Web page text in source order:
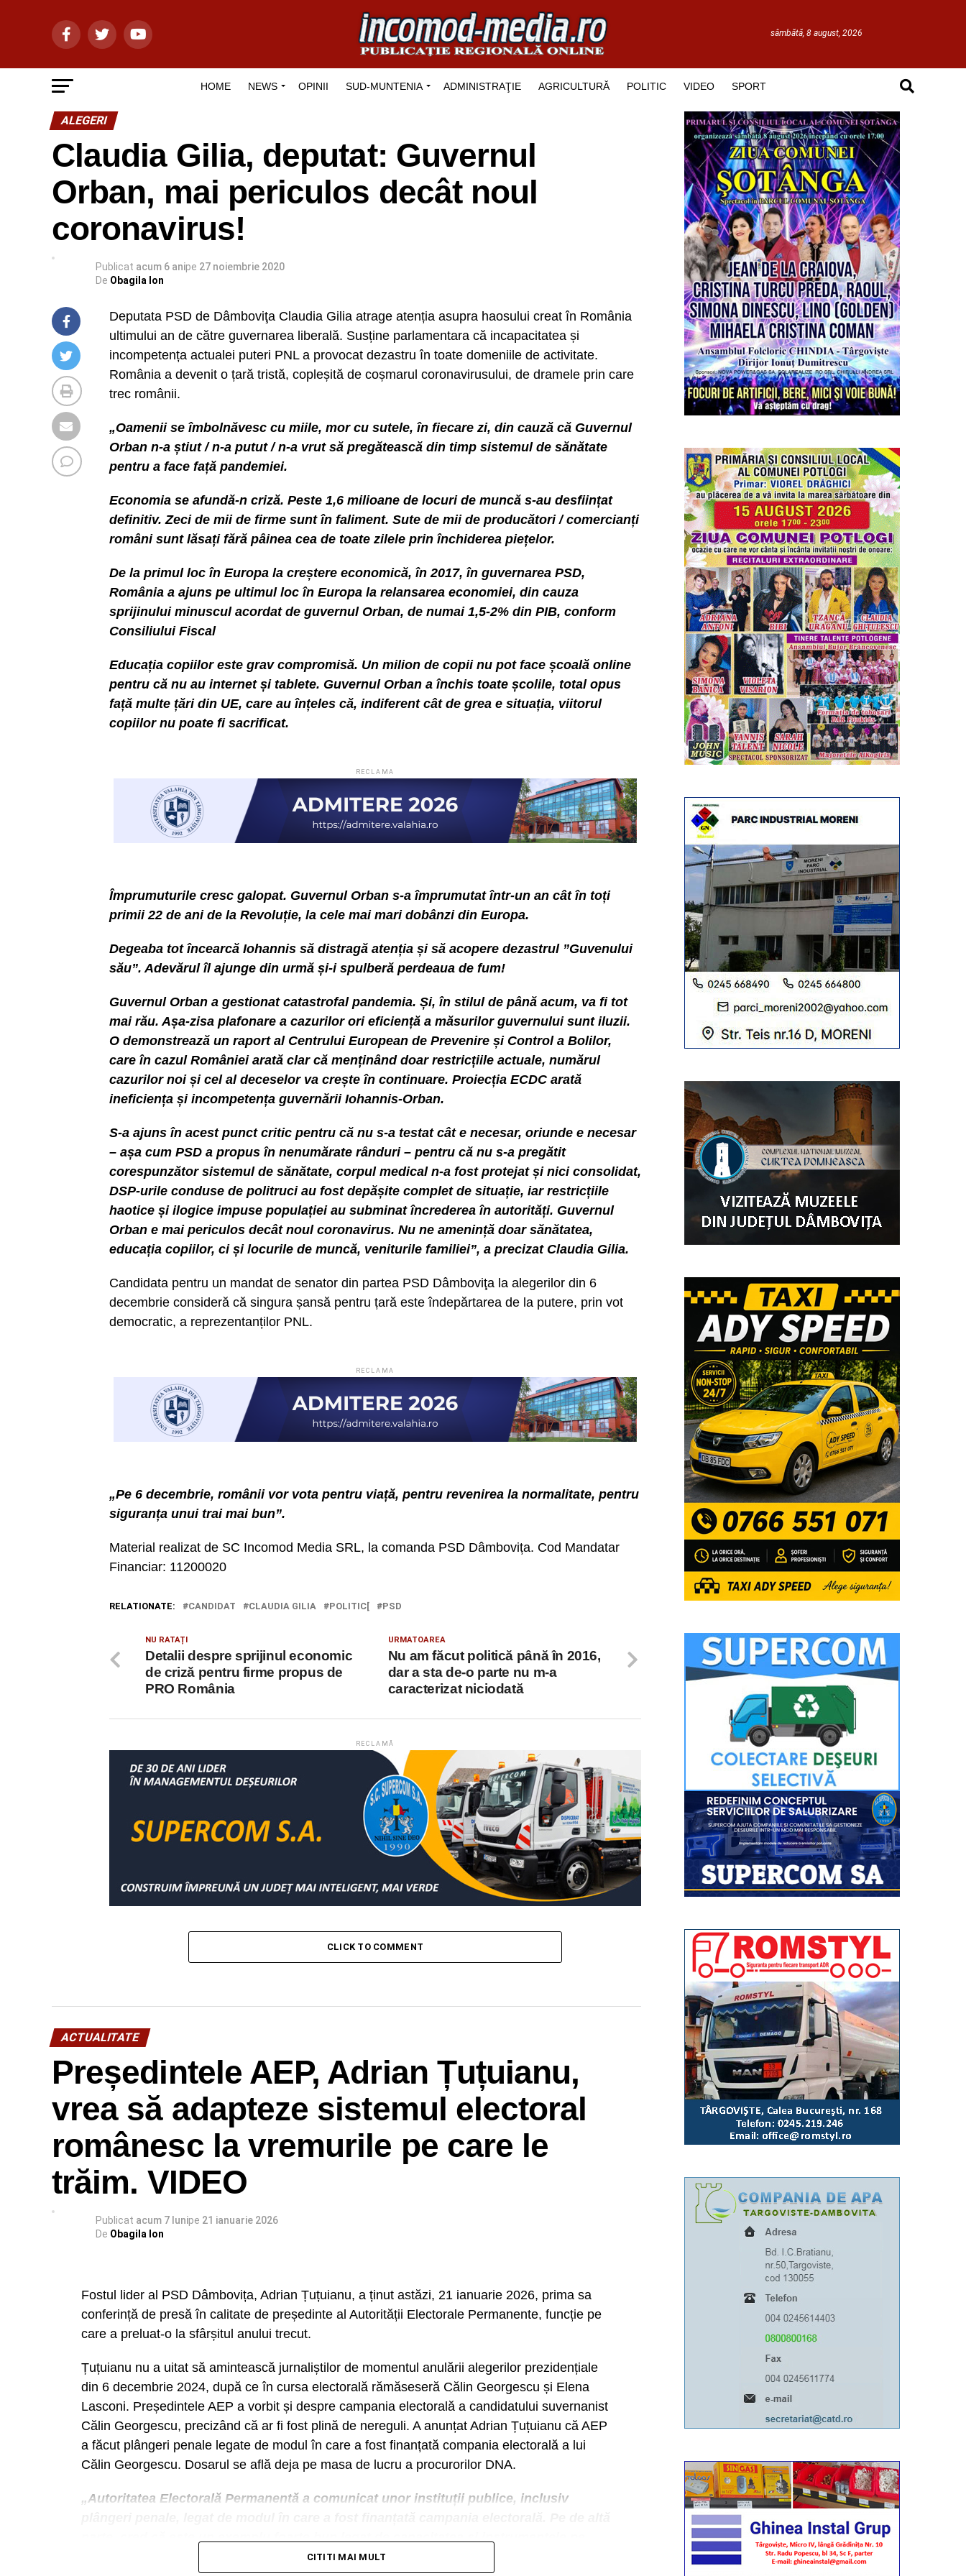
sâmbătă, 8 august, 2026
HOME NEWS OPINII SUD-MUNTENIA ADMINISTRAŢIE AGRICULTURĂ POLITIC VIDEO SPORT
ALEGERI
Claudia Gilia, deputat: Guvernul
Orban, mai periculos decât noul
coronavirus!
Publicat acum 6 anipe 27 noiembrie 2020
De Obagila Ion
Deputata PSD de Dâmboviţa Claudia Gilia atrage atenția asupra haosului creat în România
ultimului an de către guvernarea liberală. Susține parlamentara că incapacitatea și
incompetența actualei puteri PNL a provocat dezastru în toate domeniile de activitate.
România a devenit o țară tristă, copleșită de coșmarul coronavirusului, de dramele prin care
trec românii.
„Oamenii se îmbolnăvesc cu miile, mor cu sutele, în fiecare zi, din cauză că Guvernul
Orban n-a știut / n-a putut / n-a vrut să pregătească din timp sistemul de sănătate
pentru a face față pandemiei.
Economia se afundă-n criză. Peste 1,6 milioane de locuri de muncă s-au desființat
definitiv. Zeci de mii de firme sunt în faliment. Sute de mii de producători / comercianți
români sunt lăsați fără pâinea cea de toate zilele prin închiderea piețelor.
De la primul loc în Europa la creștere economică, în 2017, în guvernarea PSD,
România a ajuns pe ultimul loc în Europa la relansarea economiei, din cauza
sprijinului minuscul acordat de guvernul Orban, de numai 1,5-2% din PIB, conform
Consiliului Fiscal
Educația copiilor este grav compromisă. Un milion de copii nu pot face școală online
pentru că nu au internet și tablete. Guvernul Orban a închis toate școlile, total opus
față multe țări din UE, care au înțeles că, indiferent cât de grea e situația, viitorul
copiilor nu poate fi sacrificat.
RECLAMA
Împrumuturile cresc galopat. Guvernul Orban s-a împrumutat într-un an cât în toți
primii 22 de ani de la Revoluție, la cele mai mari dobânzi din Europa.
Degeaba tot încearcă Iohannis să distragă atenția și să acopere dezastrul ”Guvenului
său”. Adevărul îl ajunge din urmă și-i spulberă perdeaua de fum!
Guvernul Orban a gestionat catastrofal pandemia. Și, în stilul de până acum, va fi tot
mai rău. Așa-zisa plafonare a cazurilor ori eficiență a măsurilor guvernului sunt iluzii.
O demonstrează un raport al Centrului European de Prevenire și Control a Bolilor,
care în cazul României arată clar că menținând doar restricțiile actuale, numărul
cazurilor noi și cel al deceselor va crește în continuare. Proiecția ECDC arată
ineficiența și incompetența guvernării Iohannis-Orban.
S-a ajuns în acest punct critic pentru că nu s-a testat cât e necesar, oriunde e necesar
– așa cum PSD a propus în nenumărate rânduri – pentru că nu s-a pregătit
corespunzător sistemul de sănătate, corpul medical n-a fost protejat și nici consolidat,
DSP-urile conduse de politruci au fost depășite complet de situație, iar restricțiile
haotice și ilogice impuse populației au subminat încrederea în autorități. Guvernul
Orban e mai periculos decât noul coronavirus. Nu ne amenință doar sănătatea,
educația copiilor, ci și locurile de muncă, veniturile familiei”, a precizat Claudia Gilia.
Candidata pentru un mandat de senator din partea PSD Dâmboviţa la alegerilor din 6
decembrie consideră că singura șansă pentru țară este îndepărtarea de la putere, prin vot
democratic, a reprezentanților PNL.
RECLAMA
„Pe 6 decembrie, românii vor vota pentru viață, pentru revenirea la normalitate, pentru
siguranța unui trai mai bun”.
Material realizat de SC Incomod Media SRL, la comanda PSD Dâmbovița. Cod Mandatar
Financiar: 11200020
RELATIONATE: CANDIDAT CLAUDIA GILIA POLITIC[ PSD
URMATOAREA
Nu am făcut politică până în 2016,
dar a sta de-o parte nu m-a
caracterizat niciodată
NU RATAȚI
Detalii despre sprijinul economic
de criză pentru firme propus de
PRO România
RECLAMĂ
CLICK TO COMMENT
ACTUALITATE
Președintele AEP, Adrian Țuțuianu,
vrea să adapteze sistemul electoral
românesc la vremurile pe care le
trăim. VIDEO
Publicat acum 7 lunipe 21 ianuarie 2026
De Obagila Ion
Fostul lider al PSD Dâmbovița, Adrian Țuțuianu, a ținut astăzi, 21 ianuarie 2026, prima sa
conferință de presă în calitate de președinte al Autorității Electorale Permanente, funcție pe
care a preluat-o la sfârșitul anului trecut.
Țuțuianu nu a uitat să amintească jurnaliștilor de momentul anulării alegerilor prezidențiale
din 6 decembrie 2024, după ce în cursa electorală rămăseseră Călin Georgescu și Elena
Lasconi. Președintele AEP a vorbit și despre campania electorală a candidatului suvernanist
Călin Georgescu, precizând că ar fi fost plină de nereguli. A anunțat Adrian Țuțuianu că AEP
a făcut plângeri penale legate de modul în care a fost finanțată compania electorală a lui
Călin Georgescu. Dosarul se află deja pe masa de lucru a procurorilor DNA.
„Autoritatea Electorală Permanentă a comunicat unor instituții publice, inclusiv
care le are AEP de a identifica finanțările unor campanii electorale. Aici e nevoie de
CITITI MAI MULT